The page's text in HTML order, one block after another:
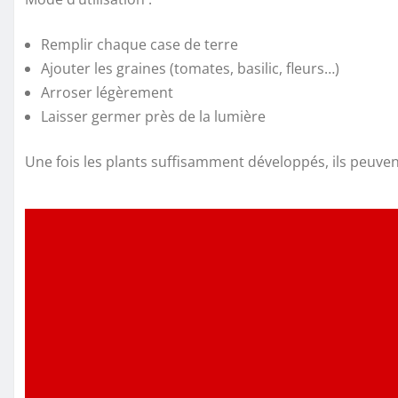
Remplir chaque case de terre
Ajouter les graines (tomates, basilic, fleurs…)
Arroser légèrement
Laisser germer près de la lumière
Une fois les plants suffisamment développés, ils